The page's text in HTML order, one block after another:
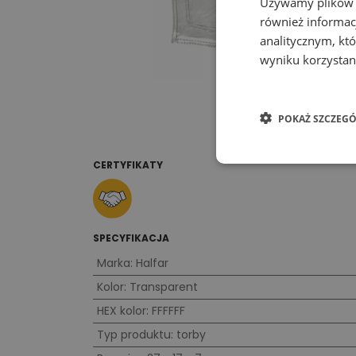
CERTYFIKATY
SPECYFIKACJA
Marka: Halfar
Kolor: Transparent
HEX kolor: FFFFFF
Typ produktu: torby
również
analitycznym,
wyniku
POKAŻ